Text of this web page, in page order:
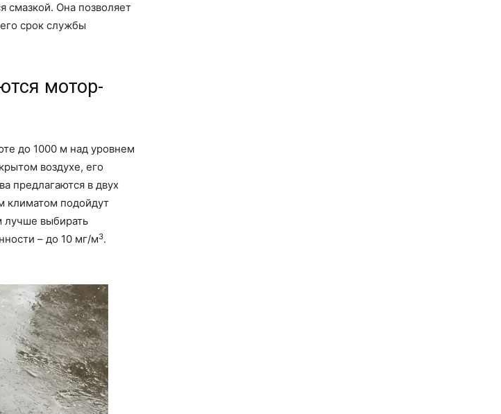
смазкой. Она позволяет
срок службы
мотор-
до 1000 м над уровнем
воздухе, его
предлагаются в двух
климатом подойдут
лучше выбирать
– до 10 мг/м3.